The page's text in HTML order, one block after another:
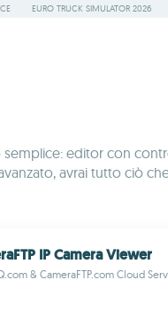
EURO TRUCK SIMULATOR 2026
editor con
avrai tutto ciò
IP Camera Viewer
& CameraFTP.com Cloud